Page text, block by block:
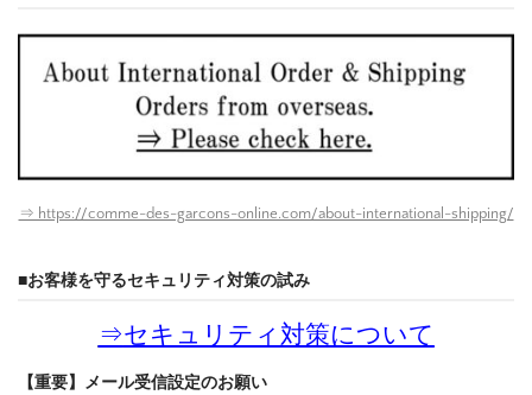
⇒ https://comme-des-garcons-online.com/about-international-shipping/
■お客様を守るセキュリティ対策の試み
⇒セキュリティ対策について
【重要】メール受信設定のお願い